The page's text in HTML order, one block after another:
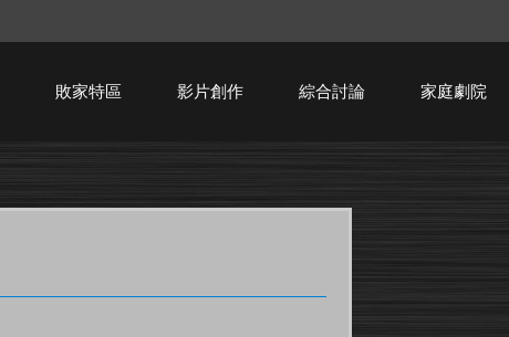
敗家特區 影片創作 綜合討論 家庭劇院